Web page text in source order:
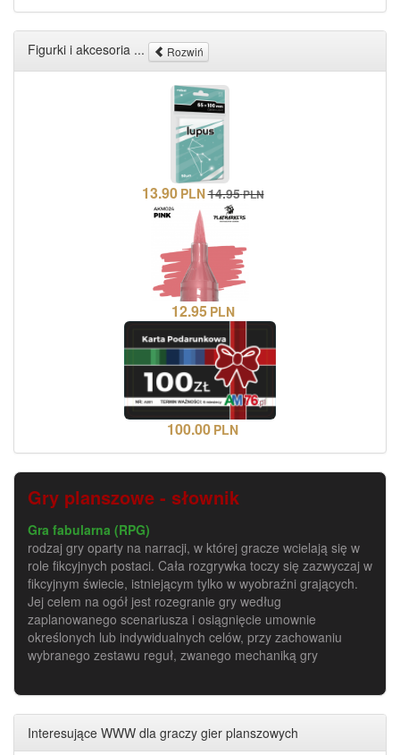
Figurki i akcesoria ... Rozwiń
13.90 PLN14.95PLN
12.95 PLN
100.00 PLN
Gry planszowe - słownik
Gra fabularna (RPG)
rodzaj gry oparty na narracji, w której gracze wcielają się w
role fikcyjnych postaci. Cała rozgrywka toczy się zazwyczaj w
fikcyjnym świecie, istniejącym tylko w wyobraźni grających.
Jej celem na ogół jest rozegranie gry według
zaplanowanego scenariusza i osiągnięcie umownie
określonych lub indywidualnych celów, przy zachowaniu
wybranego zestawu reguł, zwanego mechaniką gry
Interesujące WWW dla graczy gier planszowych